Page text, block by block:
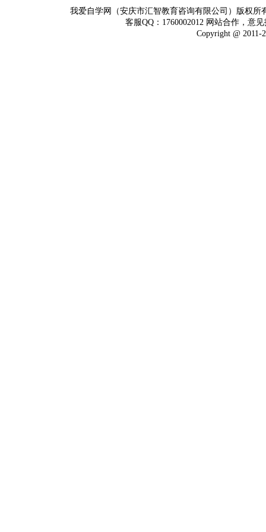
我爱自学网（安庆市汇智教育咨询有限公司）版权
客服QQ：1760002012 网站合作，意
Copyright @